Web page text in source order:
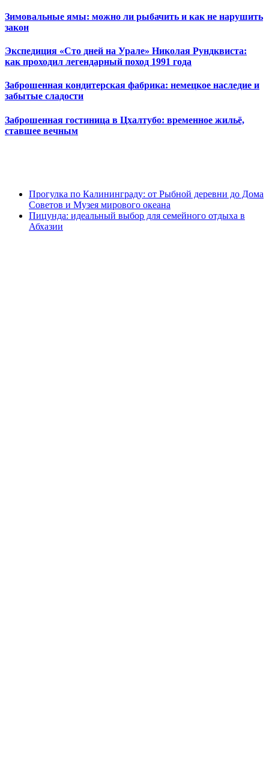
Зимовальные ямы: можно ли рыбачить и как не нарушить
закон
Экспедиция «Сто дней на Урале» Николая Рундквиста:
как проходил легендарный поход 1991 года
Заброшенная кондитерская фабрика: немецкое наследие и
забытые сладости
Заброшенная гостиница в Цхалтубо: временное жильё,
ставшее вечным
Прогулка по Калининграду: от Рыбной деревни до Дома
Советов и Музея мирового океана
Пицунда: идеальный выбор для семейного отдыха в
Абхазии